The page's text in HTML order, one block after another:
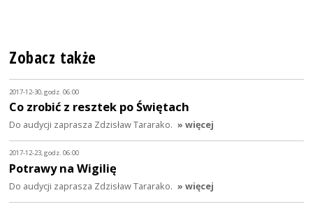
Zobacz także
2017-12-30, godz. 06:00
Co zrobić z resztek po Świętach
Do audycji zaprasza Zdzisław Tararako. » więcej
2017-12-23, godz. 06:00
Potrawy na Wigilię
Do audycji zaprasza Zdzisław Tararako. » więcej